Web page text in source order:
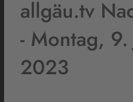
allgäu.tv
- Montag, 9.
2023